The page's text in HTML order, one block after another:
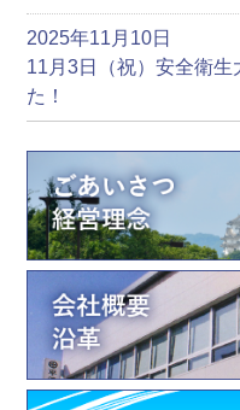
2025年11月10日
11月3日（祝）安全衛
た！